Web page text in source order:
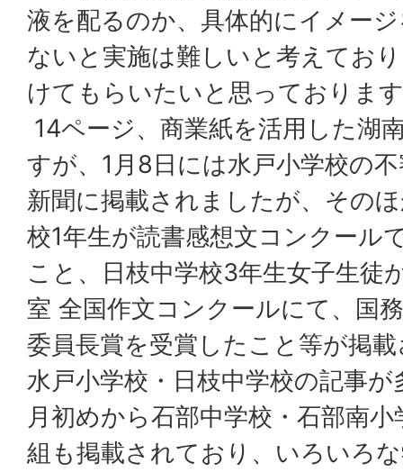
液を配るのか、具体的にイメー
ないと実施は難しいと考えてお
けてもらいたいと思っておりま
14ページ、商業紙を活用した湖
すが、1月8日には水戸小学校の
新聞に掲載されましたが、その
校1年生が読書感想文コンクール
こと、日枝中学校3年生女子生徒
室 全国作文コンクールにて、国
委員長賞を受賞したこと等が掲
水戸小学校・日枝中学校の記事
月初めから石部中学校・石部南
組も掲載されており、いろいろ